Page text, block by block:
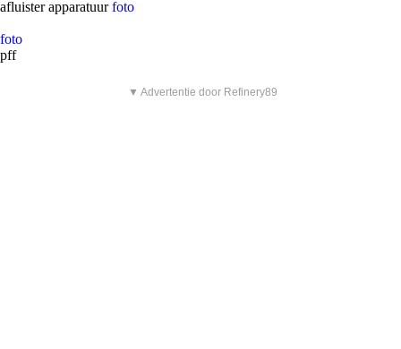
afluister apparatuurfoto
foto
pff
▼ Advertentie door Refinery89